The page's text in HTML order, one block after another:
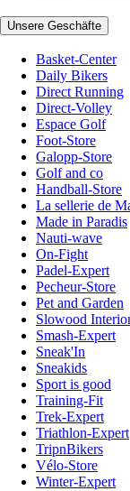
Unsere Geschäfte
Basket-Center
Daily Bikers
Direct Running
Direct-Volley
Espace Golf
Foot-Store
Galopp-Store
Golf and co
Handball-Store
La sellerie de
Made in Paradis
Nauti-wave
On-Fight
Padel-Expert
Pecheur-Store
Pet and Garden
Slowood
Smash-Expert
Sneak'In
Sneakids
Sport is good
Training-Fit
Trek-Expert
Triathlon-Expert
TripnBikers
Vélo-Store
Winter-Expert